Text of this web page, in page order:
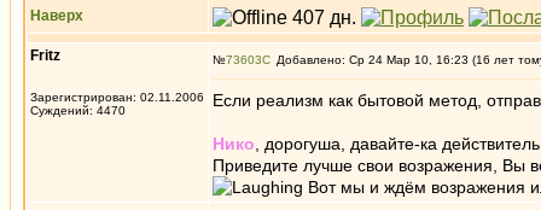
Наверх
Fritz
Зарегистрирован: 02.11.2006
Суждений: 4470
№73603 Добавлено: Ср 24 Мар 10, 16:23 (16 лет
Если реализм как бытовой метод,
Нико , дорогуша, давайте-ка
Приведите лучше свои возражения, Вы
Вот мы и ждём возражения